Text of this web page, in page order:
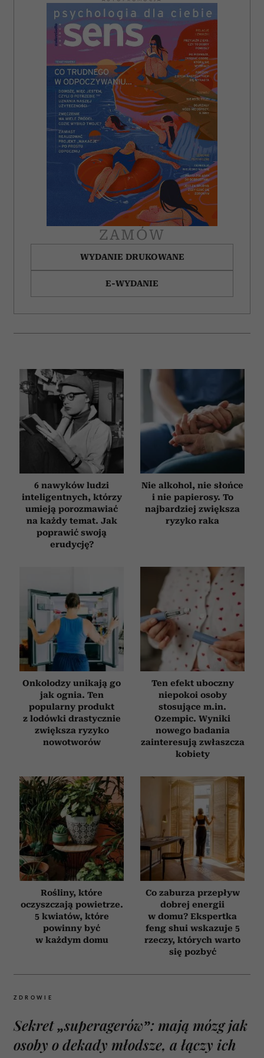
ZAMÓW
WYDANIE DRUKOWANE
E-WYDANIE
6 nawyków ludzi
inteligentnych, którzy
umieją porozmawiać
na każdy temat. Jak
poprawić swoją
erudycję?
Nie alkohol, nie słońce
i nie papierosy. To
najbardziej zwiększa
ryzyko raka
Onkolodzy unikają go
jak ognia. Ten
popularny produkt
z lodówki drastycznie
zwiększa ryzyko
nowotworów
Ten efekt uboczny
niepokoi osoby
stosujące m.in.
Ozempic. Wyniki
nowego badania
zainteresują zwłaszcza
kobiety
Rośliny, które
oczyszczają powietrze.
5 kwiatów, które
powinny być
w każdym domu
Co zaburza przepływ
dobrej energii
w domu? Ekspertka
feng shui wskazuje 5
rzeczy, których warto
się pozbyć
ZDROWIE
Sekret „superagerów”: mają mózg jak
osoby o dekady młodsze, a łączy ich